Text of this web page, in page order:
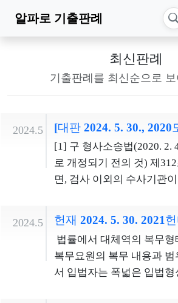
알파로 기출판례
최신판례
기출판례를 최신순으로
2024.5 [대판 2024. 5. 30., 2020
[1] 구 형사소송법(2020. 2.
로 개정되기 전의 것) 제
면, 검사 이외의 수사기관
이 그 내용을 인정할 때에
있다. 피의자의 진술을 기
가 수사기관의 수사과정에
면 그 서류나 문서의 형식
신문조서와 달리 볼 이유가
2024.5 헌재 2024. 5. 30. 2021
법률에서 대체역의 복무형
복무요원의 복무 내용과 범
서 입법자는 폭넓은 입법형